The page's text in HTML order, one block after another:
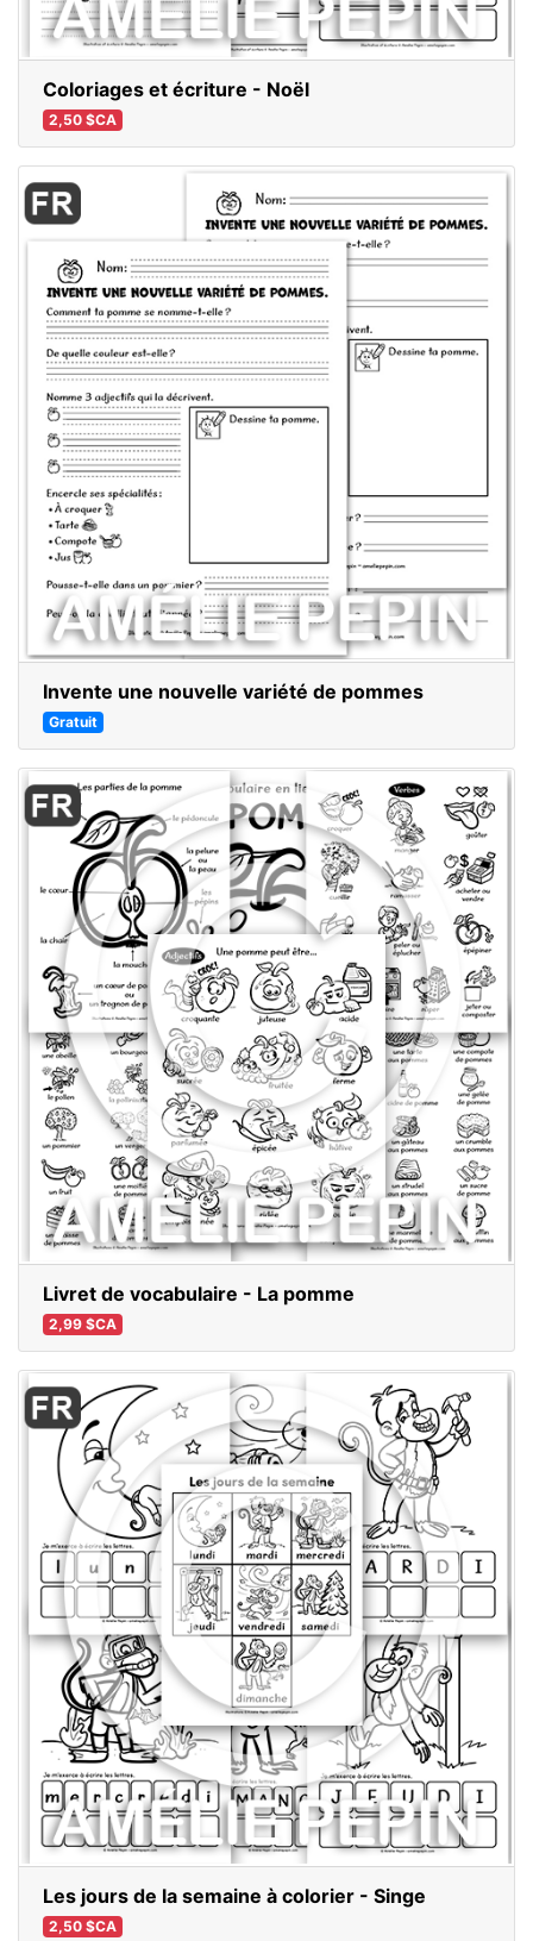
Coloriages et écriture - Noël
2,50 $CA
Invente une nouvelle variété de pommes
Gratuit
Livret de vocabulaire - La pomme
2,99 $CA
Les jours de la semaine à colorier - Singe
2,50 $CA